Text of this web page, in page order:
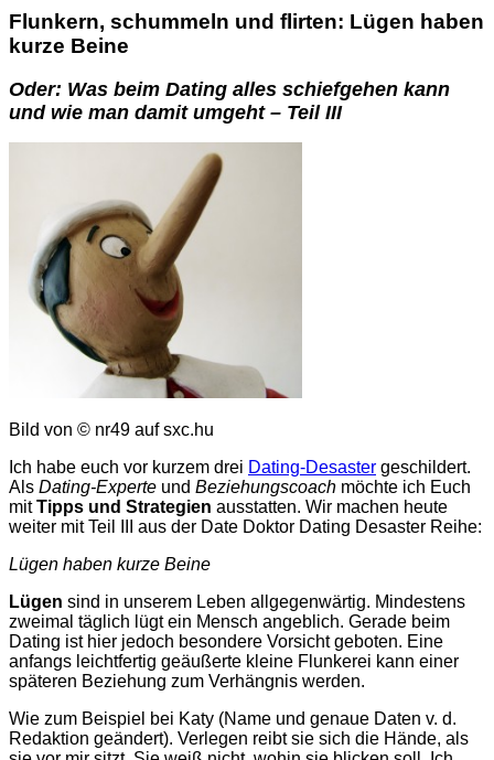
Flunkern, schummeln und flirten: Lügen haben
kurze Beine
Oder: Was beim Dating alles schiefgehen kann
und wie man damit umgeht – Teil III
Bild von © nr49 auf sxc.hu
Ich habe euch vor kurzem drei Dating-Desaster geschildert.
Als Dating-Experte und Beziehungscoach möchte ich Euch
mitTipps und Strategien ausstatten. Wir machen heute
weiter mit Teil III aus der Date Doktor Dating Desaster Reihe:
Lügen haben kurze Beine
Lügen sind in unserem Leben allgegenwärtig. Mindestens
zweimal täglich lügt ein Mensch angeblich. Gerade beim
Dating ist hier jedoch besondere Vorsicht geboten. Eine
anfangs leichtfertig geäußerte kleine Flunkerei kann einer
späteren Beziehung zum Verhängnis werden.
Wie zum Beispiel bei Katy (Name und genaue Daten v. d.
Redaktion geändert). Verlegen reibt sie sich die Hände, als